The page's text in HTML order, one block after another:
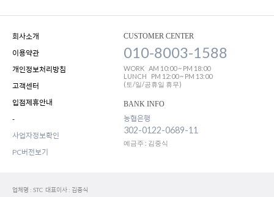
회사소개
이용약관
개인정보처리방침
고객센터
입점제휴안내
-
사업자정보확인
PC버전보기
CUSTOMER CENTER
010-8003-1588
WORK AM 10:00 ~ PM 18:00
LUNCH
PM 12:00 ~ PM 13:00
(토/일/공휴일 휴무)
BANK INFO
농협은행
302-0122-0689-11
예금주 : 김중식
업체명 : STC 대표이사 : 김중식